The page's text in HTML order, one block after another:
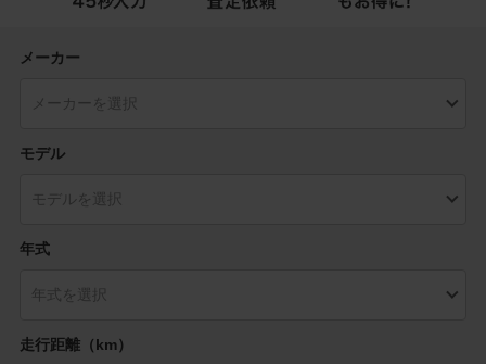
メーカー
モデル
年式
走行距離（km）